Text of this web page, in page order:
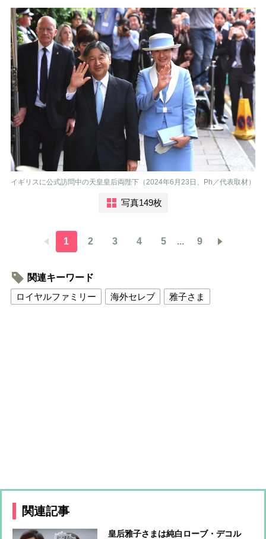
イギリスに公式訪問中の天皇皇后両陛下（2024年6月23日、Ph／代表取材）
写真149枚
1 2 3 4 5 ... 9
関連キーワード
ロイヤルファミリー
海外セレブ 雅子さま
関連記事
皇后雅子さまは純白ローブ・デコル